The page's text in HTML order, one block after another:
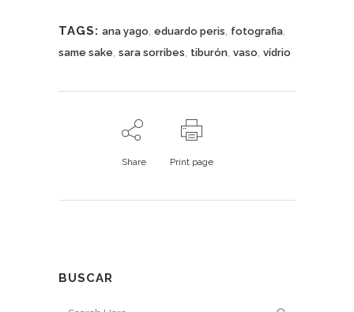
TAGS: ana yago eduardo peris fotografia
same sake sara sorribes tiburón vaso vídrio
Share Print page
BUSCAR